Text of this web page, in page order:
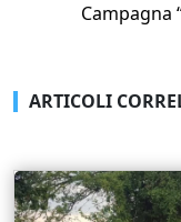
Campagna
ARTICOLI